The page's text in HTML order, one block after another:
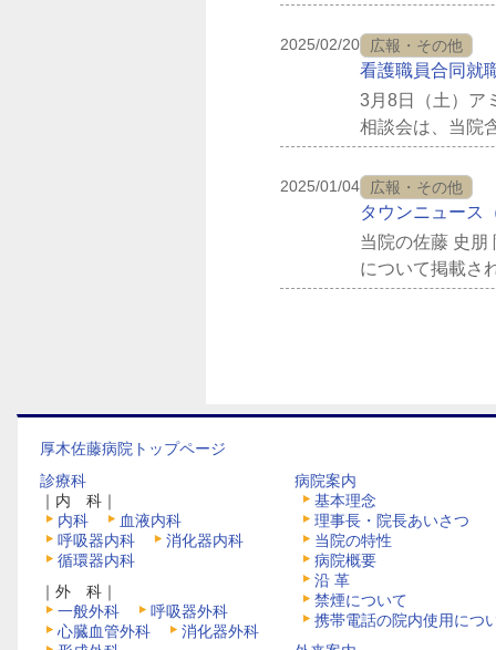
ます。講演会や
2025/02/20 広報・その他
看護職員合同就
3月8日（土）ア
相談会は、当院
ースにも是非お
2025/01/04 広報・その他
タウンニュース
当院の佐藤 史朋
について掲載さ
厚木佐藤病院トップページ
診療科
｜内 科｜
内科
血液内科
呼吸器内科
消化器内科
循環器内科
｜外 科｜
一般外科
呼吸器外科
心臓血管外科
消化器外科
病院案内
基本理念
理事長・院長あいさつ
当院の特性
病院概要
沿 革
禁煙について
携帯電話の院内使用につ